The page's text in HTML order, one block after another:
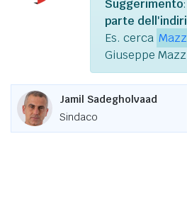
Suggerimento
parte
Es. cerca
Giuseppe
Jamil Sadegholvaad
Sindaco